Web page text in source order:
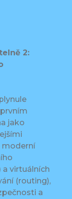
2:
jako
moderní
virtuálních
(routing),
a